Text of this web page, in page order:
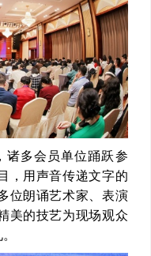
诸多会员单位踊跃参
，用声音传递文字的
位朗诵艺术家、表演
美的技艺为现场观众